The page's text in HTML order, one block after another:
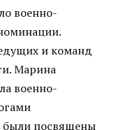
военно-
и команд
Марина
военно-
были посвящены